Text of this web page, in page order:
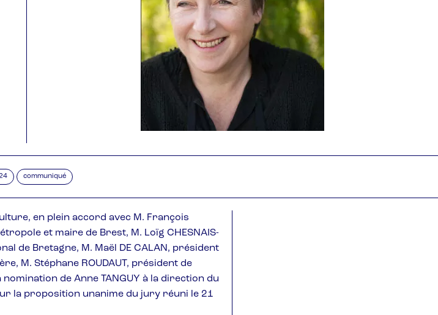
communiqué
en plein accord avec M. François
et maire de Brest, M. Loïg CHESNAIS-
de Bretagne, M. Maël DE CALAN, président
M. Stéphane ROUDAUT, président de
de Anne TANGUY à la direction du
la proposition unanime du jury réuni le 21